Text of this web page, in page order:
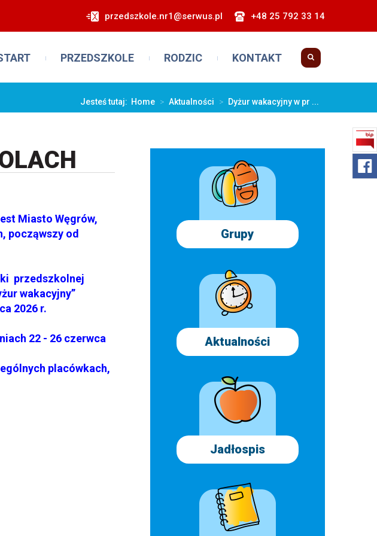
przedszkole.nr1@serwus.pl +48 25 792 33 14
PRZEDSZKOLE RODZIC KONTAKT
Jesteś tutaj: Home > Aktualności > Dyżur wakacyjny w pr ...
Miasto Węgrów,
począwszy od
przedszkolnej
wakacyjny”
2026 r.
22 - 26 czerwca
placówkach,
Grupy
Aktualności
Jadłospis